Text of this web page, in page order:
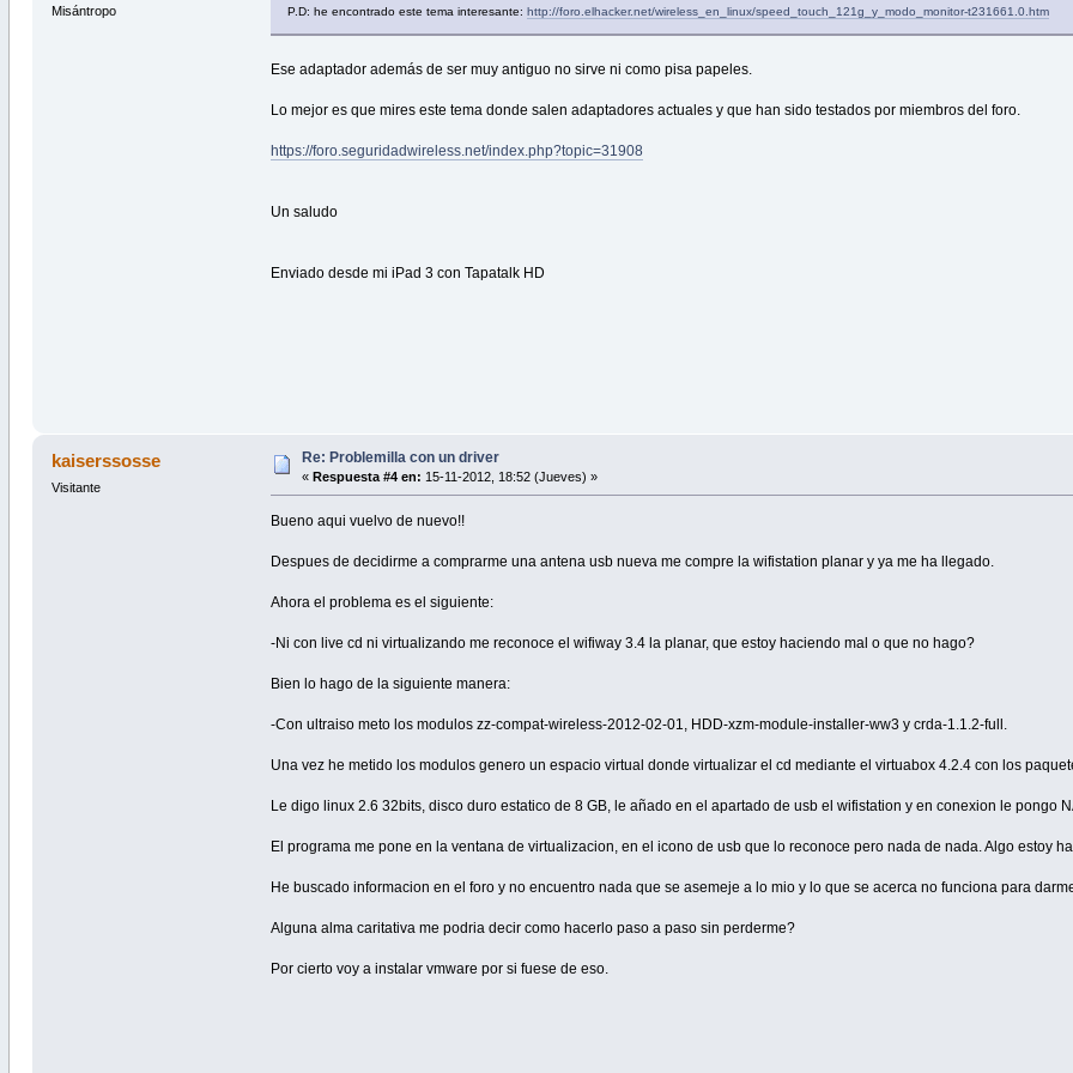
Misántropo
P.D: he encontrado este tema interesante:http://foro.elhacker.net/wireless_en_linux/speed_touch_121g_y_modo_monitor-t231661.0.htm
Ese adaptador además de ser muy antiguo no sirve ni como pisa papeles.
Lo mejor es que mires este tema donde salen adaptadores actuales y que han sido testados por miembros del foro.
https://foro.seguridadwireless.net/index.php?topic=31908
Un saludo
Enviado desde mi iPad 3 con Tapatalk HD
kaiserssosse
Visitante
Re: Problemilla con un driver
« Respuesta #4 en: 15-11-2012, 18:52 (Jueves) »
Bueno aqui vuelvo de nuevo!!
Despues de decidirme a comprarme una antena usb nueva me compre la wifistation planar y ya me ha llegado.
Ahora el problema es el siguiente:
-Ni con live cd ni virtualizando me reconoce el wifiway 3.4 la planar, que estoy haciendo mal o que no hago?
Bien lo hago de la siguiente manera:
-Con ultraiso meto los modulos zz-compat-wireless-2012-02-01, HDD-xzm-module-installer-ww3 y crda-1.1.2-full.
Una vez he metido los modulos genero un espacio virtual donde virtualizar el cd mediante el virtuabox 4.2.4 con los
Le digo linux 2.6 32bits, disco duro estatico de 8 GB, le añado en el apartado de usb el wifistation y en conexion le pongo
El programa me pone en la ventana de virtualizacion, en el icono de usb que lo reconoce pero nada de nada. Algo estoy
He buscado informacion en el foro y no encuentro nada que se asemeje a lo mio y lo que se acerca no funciona para
Alguna alma caritativa me podria decir como hacerlo paso a paso sin perderme?
Por cierto voy a instalar vmware por si fuese de eso.